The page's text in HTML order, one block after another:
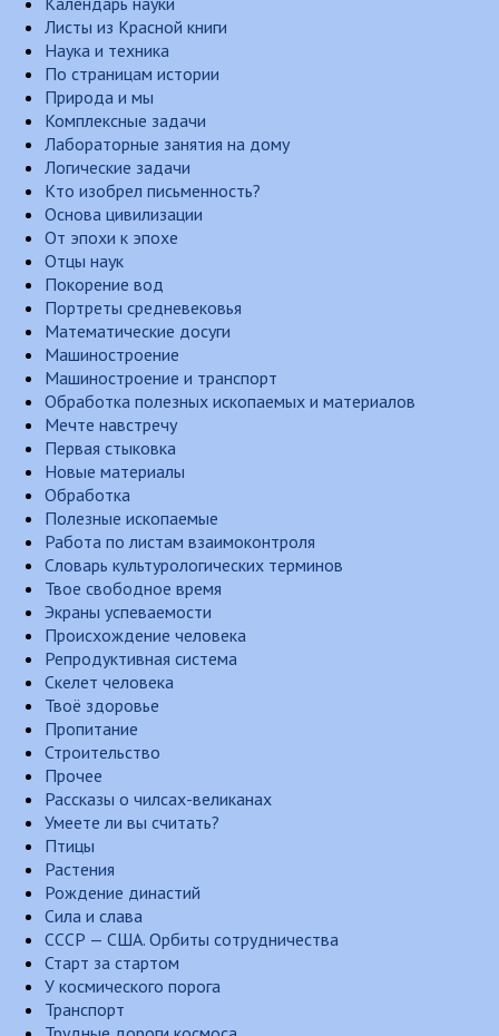
Листы из Красной книги
Наука и техника
По страницам истории
Природа и мы
Комплексные задачи
Лабораторные занятия на дому
Логические задачи
Кто изобрел письменность?
Основа цивилизации
От эпохи к эпохе
Отцы наук
Покорение вод
Портреты средневековья
Математические досуги
Машиностроение
Машиностроение и транспорт
Обработка полезных ископаемых и материалов
Мечте навстречу
Первая стыковка
Новые материалы
Обработка
Полезные ископаемые
Работа по листам взаимоконтроля
Словарь культурологических терминов
Твое свободное время
Экраны успеваемости
Происхождение человека
Репродуктивная система
Скелет человека
Твоё здоровье
Пропитание
Строительство
Прочее
Рассказы о чилсах-великанах
Умеете ли вы считать?
Птицы
Растения
Рождение династий
Сила и слава
СССР — США. Орбиты сотрудничества
Старт за стартом
У космического порога
Транспорт